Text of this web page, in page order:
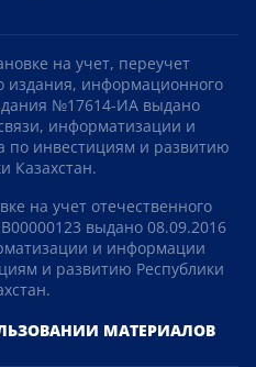
на учет, переучет
издания, информационного
№17614-ИА выдано
информатизации и
инвестициям и развитию
Казахстан.
на учет отечественного
выдано 08.09.2016
и информации
и развитию Республики
МАТЕРИАЛОВ